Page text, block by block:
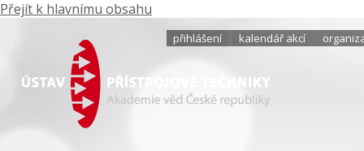
Přejít k hlavnímu obsahu
přihlášení kalendář akcí